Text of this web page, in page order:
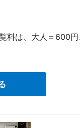
は、大人＝600円